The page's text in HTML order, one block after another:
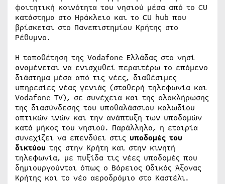
φοιτητική κοινότητα του νησιού μέσα από το CU
κατάστημα στο Ηράκλειο και το CU hub που
βρίσκεται στο Πανεπιστημίου Κρήτης στο
Ρέθυμνο.
Η τοποθέτηση της Vodafone Ελλάδας στο νησί
αναμένεται να ενισχυθεί περαιτέρω το επόμενο
διάστημα μέσα από τις νέες, διαθέσιμες
υπηρεσίες νέας γενιάς (σταθερή τηλεφωνία και
Vodafone TV), σε συνέχεια και της ολοκλήρωσης
της διασύνδεσης του υποθαλάσσιου καλωδίου
οπτικών ινών και την ανάπτυξη των υποδομών
κατά μήκος του νησιού. Παράλληλα, η εταιρία
συνεχίζει να επενδύει στις υποδομές του
δικτύου της στην Κρήτη και στην κινητή
τηλεφωνία, με πυξίδα τις νέες υποδομές που
δημιουργούνται όπως ο Βόρειος Οδικός Άξονας
Κρήτης και το νέο αεροδρόμιο στο Καστέλι.